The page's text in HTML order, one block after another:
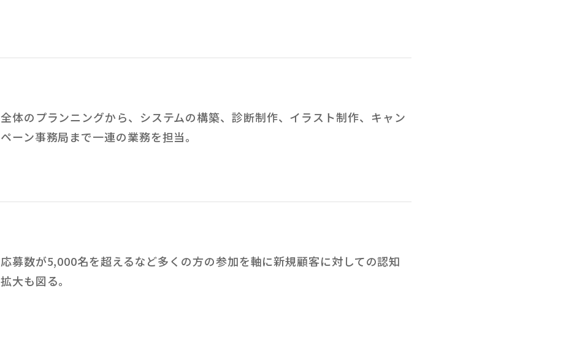
全体のプランニングから、システムの構築、診断制作、イラスト制作、キャン
ペーン事務局まで一連の業務を担当。
応募数が5,000名を超えるなど多くの方の参加を軸に新規顧客に対しての認知
拡大も図る。